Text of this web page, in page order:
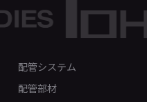
配管システム
配管部材